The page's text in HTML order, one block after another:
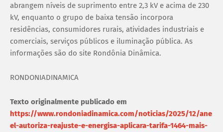
abrangem níveis de suprimento entre 2,3 kV e acima de 230
kV, enquanto o grupo de baixa tensão incorpora
residências, consumidores rurais, atividades industriais e
comerciais, serviços públicos e iluminação pública. As
informações são do site Rondônia Dinâmica.
RONDONIADINAMICA
Texto originalmente publicado em
https://www.rondoniadinamica.com/noticias/2025/12/ane
el-autoriza-reajuste-e-energisa-aplicara-tarifa-1464-mais-